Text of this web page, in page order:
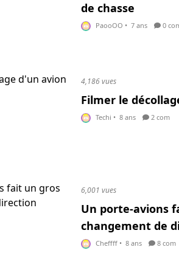
de chasse
PaooOO • 7 ans 0
4,186 vues
Filmer le
Techi • 8 ans 2 com
6,001 vues
Un porte-avions
changement de
Cheffff • 8 ans 8 com